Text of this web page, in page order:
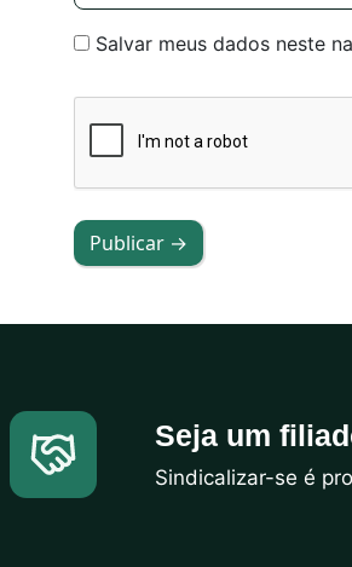
Salvar meus dados neste
Publicar →
Seja um
Sindicalizar-se é